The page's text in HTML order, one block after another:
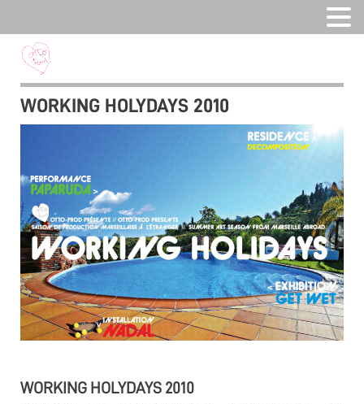
WORKING HOLYDAYS 2010
WORKING HOLYDAYS 2010